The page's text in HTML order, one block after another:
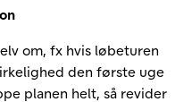
om, fx hvis løbeturen
den første uge
planen helt, så revider